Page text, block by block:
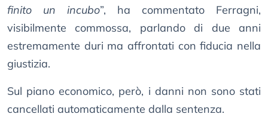
finito un incubo”, ha commentato Ferragni,
visibilmente commossa, parlando di due anni
estremamente duri ma affrontati con fiducia nella
giustizia.
Sul piano economico, però, i danni non sono stati
cancellati automaticamente dalla sentenza.